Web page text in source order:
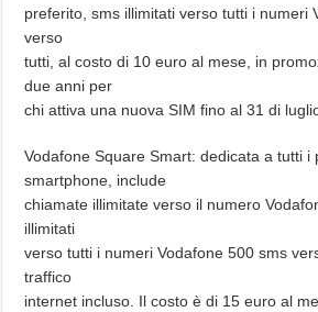
preferito, sms illimitati verso tutti i numeri
verso
tutti, al costo di 10 euro al mese, in
due anni per
chi attiva una nuova SIM fino al 31 di
Vodafone Square Smart: dedicata a tutti i
smartphone, include
chiamate illimitate verso il numero
illimitati
verso tutti i numeri Vodafone 500 sms
traffico
internet incluso. Il costo è di 15 euro al